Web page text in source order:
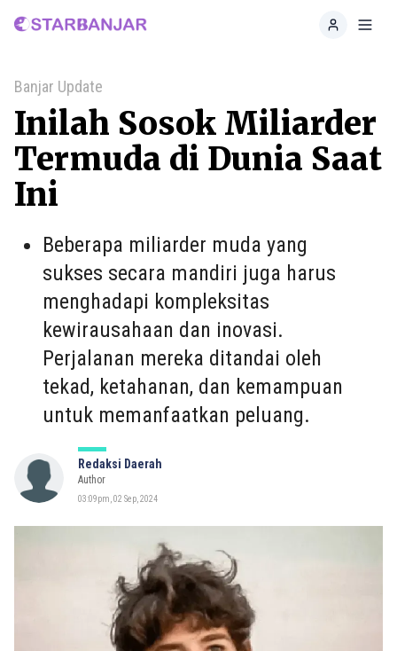
Home
Banjar Update
Inilah Sosok Miliarder
Termuda di Dunia Saat
Ini
Beberapa miliarder muda yang
sukses secara mandiri juga harus
menghadapi kompleksitas
kewirausahaan dan inovasi.
Perjalanan mereka ditandai oleh
tekad, ketahanan, dan kemampuan
untuk memanfaatkan peluang.
Redaksi Daerah
Author
03:09pm, 02 Sep, 2024